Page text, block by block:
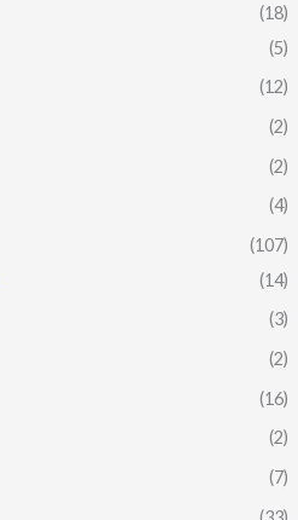
(18)
(5)
(12)
(2)
(2)
(4)
(107)
(14)
(3)
(2)
(16)
(2)
(7)